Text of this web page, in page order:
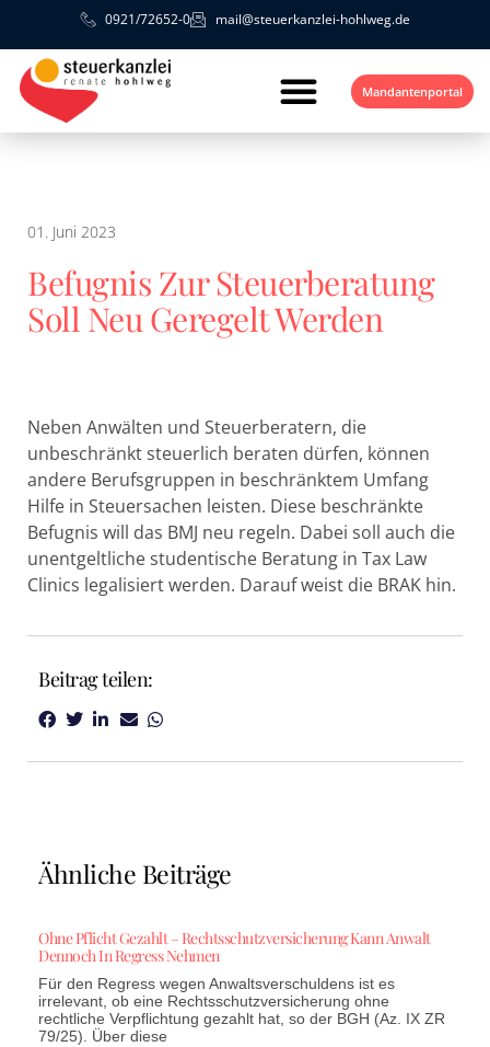
0921/72652-0 mail@steuerkanzlei-hohlweg.de
Mandantenportal
01. Juni 2023
Befugnis Zur Steuerberatung
Soll Neu Geregelt Werden
Neben Anwälten und Steuerberatern, die
unbeschränkt steuerlich beraten dürfen, können
andere Berufsgruppen in beschränktem Umfang
Hilfe in Steuersachen leisten. Diese beschränkte
Befugnis will das BMJ neu regeln. Dabei soll auch die
unentgeltliche studentische Beratung in Tax Law
Clinics legalisiert werden. Darauf weist die BRAK hin.
Beitrag teilen:
Ähnliche Beiträge
Ohne Pflicht Gezahlt – Rechtsschutzversicherung Kann Anwalt
Dennoch In Regress Nehmen
Für den Regress wegen Anwaltsverschuldens ist es
irrelevant, ob eine Rechtsschutzversicherung ohne
rechtliche Verpflichtung gezahlt hat, so der BGH (Az. IX ZR
79/25). Über diese